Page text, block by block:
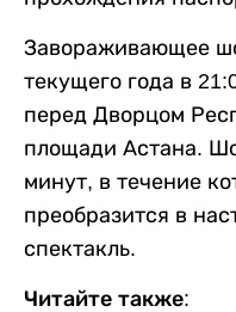
Завораживающее
текущего года в
перед Дворцом
площади Астана.
минут, в течение
преобразится в
спектакль.
Читайте также: